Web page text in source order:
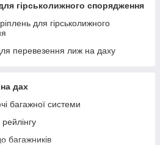
гірськолижного спорядження
для гірськолижного
перевезення лиж на даху
дах
багажної системи
багажників